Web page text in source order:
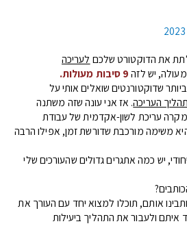
את הדוקטורט שלכם לעריכה
יש לזה 9 סיבות מעולות.
שדוקטורנטים שואלים אותי על
העריכה. אז אני עונה שזה משתנה
עריכת לשון-אקדמית של עבודת
משימה מורכבת שדורשת זמן, אפילו הרבה
יש כמה אתגרים גדולים שהעורכים שלי
אותם, תוכלו למצוא יחד עם העורך את
ולעבור את התהליך ביעילות